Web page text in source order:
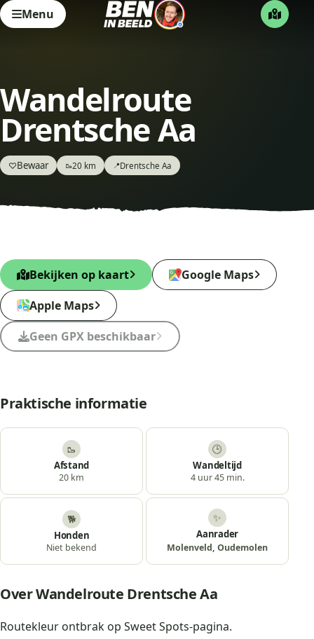
Menu
Wandelroute
Drentsche Aa
♡Bewaar 🥾20 km 📍Drentsche Aa
Bekijken op kaart
Google Maps
Apple Maps
Geen GPX beschikbaar
Praktische informatie
🥾
Afstand
20 km
🕒
Wandeltijd
4 uur 45 min.
🐕
Honden
Niet bekend
✨
Aanrader
Molenveld, Oudemolen
Over Wandelroute Drentsche Aa
Routekleur ontbrak op Sweet Spots-pagina.